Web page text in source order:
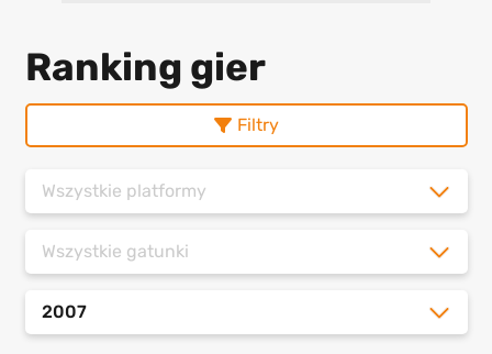
Ranking gier
Filtry
Wszystkie platformy
Wszystkie gatunki
2007